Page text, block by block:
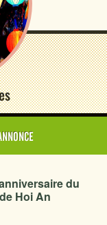
du
Hoi An